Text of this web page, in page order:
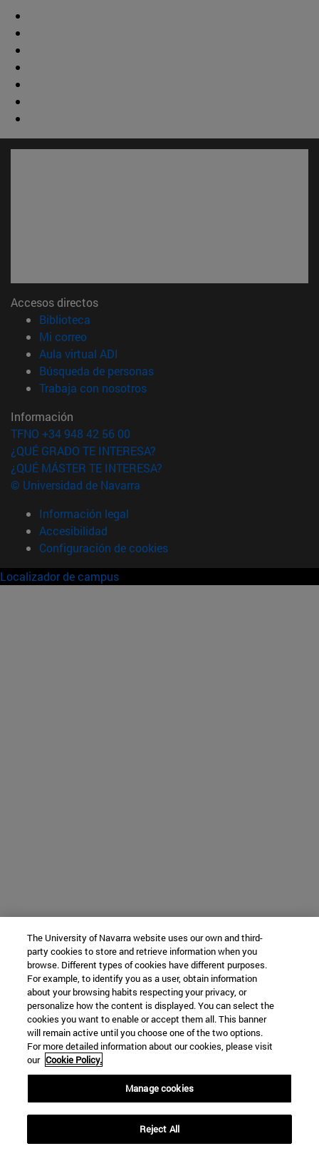
Accesos directos
Biblioteca
Mi correo(abre en nueva ventana)
Aula virtual ADI
Búsqueda de personas(abre en nueva ventana)
Trabaja con nosotros(abre en nueva ventana)
Información
TFNO +34 948 42 56 00
¿QUÉ GRADO TE INTERESA?
¿QUÉ MÁSTER TE INTERESA?
© Universidad de Navarra
Información legal
Accesibilidad
Configuración de cookies
Localizador de campus
The University of Navarra website uses our own and third-
party cookies to store and retrieve information when you
browse. Different types of cookies have different purposes.
For example, to identify you as a user, obtain information
about your browsing habits respecting your privacy, or
personalize how the content is displayed. You can select the
cookies you want to enable or accept them all. This banner
will remain active until you choose one of the two options.
For more detailed information about our cookies, please visit
our Cookie Policy.
Manage cookies
Reject All